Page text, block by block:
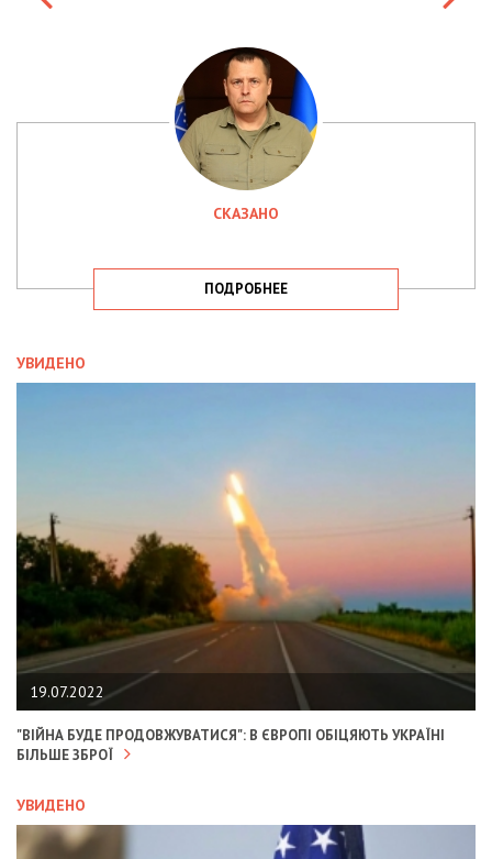
СКАЗАНО
ПОДРОБНЕЕ
УВИДЕНО
19.07.2022
"ВІЙНА БУДЕ ПРОДОВЖУВАТИСЯ": В ЄВРОПІ ОБІЦЯЮТЬ УКРАЇНІ
БІЛЬШЕ ЗБРОЇ
УВИДЕНО